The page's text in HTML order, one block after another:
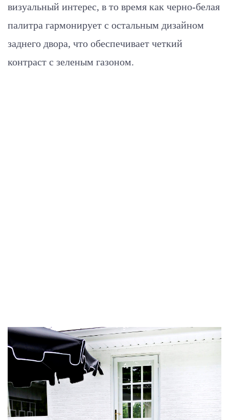
визуальный интерес, в то время как черно-белая
палитра гармонирует с остальным дизайном
заднего двора, что обеспечивает четкий
контраст с зеленым газоном.